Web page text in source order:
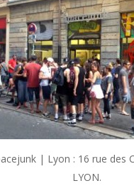
| Lyon : 16 rue des
LYON.